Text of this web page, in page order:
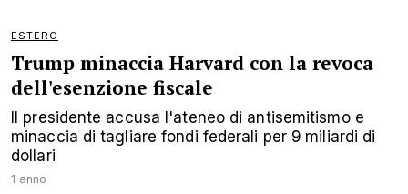
ESTERO
Trump minaccia Harvard con la revoca
dell'esenzione fiscale
Il presidente accusa l'ateneo di antisemitismo e
minaccia di tagliare fondi federali per 9 miliardi di
dollari
1 anno